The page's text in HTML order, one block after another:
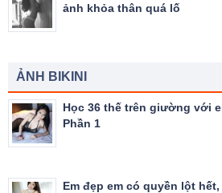
ảnh khỏa thân quá lố
ẢNH BIKINI
Học 36 thế trên giường với
Phần 1
Em đẹp em có quyền lột